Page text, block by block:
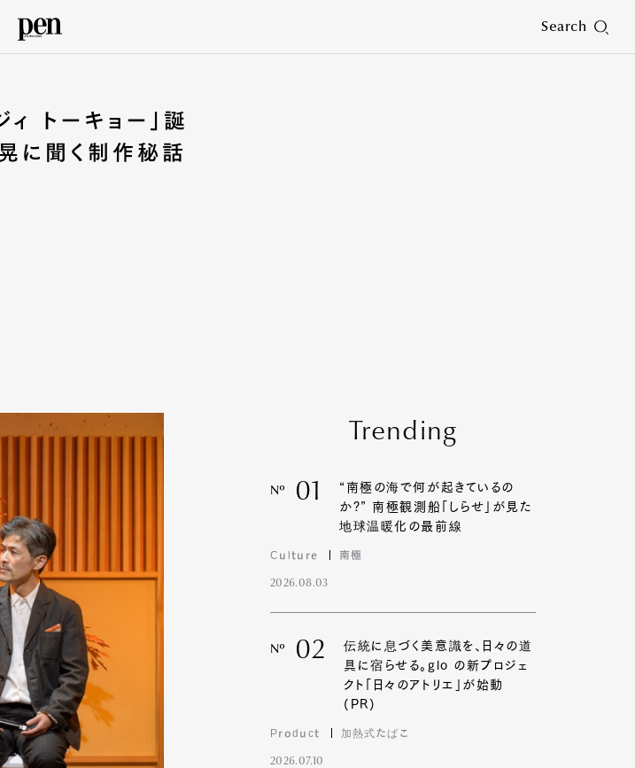
Search
トーキョー」誕
に聞く制作秘話
Trending
Nº 01
“南極の海で何が起きているの
か?” 南極観測船「しらせ」が見た
地球温暖化の最前線
Culture 南極
2026.08.03
Nº 02
伝統に息づく美意識を、日々の道
具に宿らせる。glo の新プロジェ
クト「日々のアトリエ」が始動
(PR)
Product 加熱式たばこ
2026.07.10